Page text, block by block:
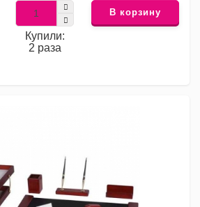
Купили:
2 раза
В корзину